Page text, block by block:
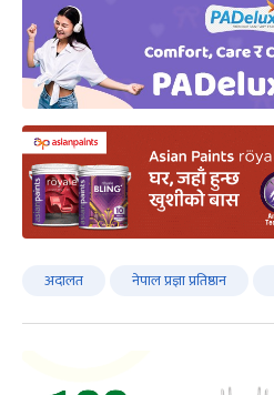
अदालत नेपाल प्रज्ञा प्रतिष्ठान